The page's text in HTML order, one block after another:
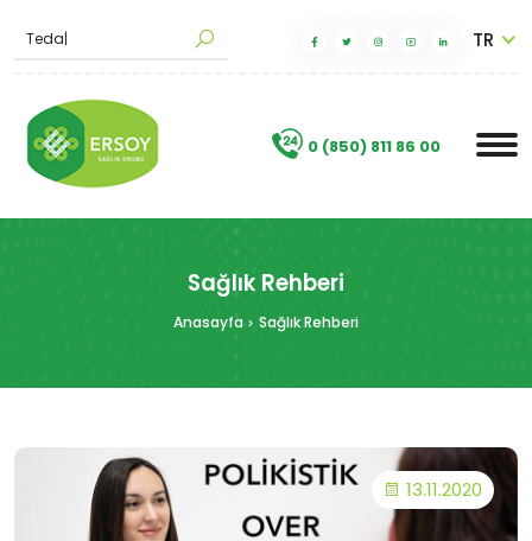
0 (850) 811 86 00
.
M| TR
Sağlık Rehberi
Anasayfa Sağlık Rehberi
13.11.2020